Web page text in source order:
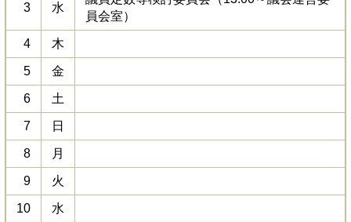
3 水
員会室）
4 木
5 金
6 土
7 日
8 月
9 火
10 水